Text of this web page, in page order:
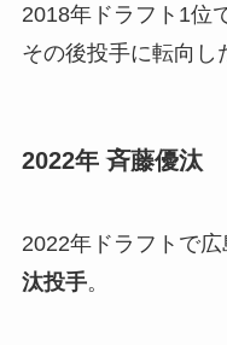
2018年ドラフト1位
その後投手に転向し
2022年 斉藤優汰
2022年ドラフトで
汰投手。